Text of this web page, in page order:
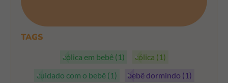
TAGS
cólica em bebê (1) cólica (1)
cuidado com o bebê (1) bebê dormindo (1)